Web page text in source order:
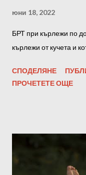
юни 18, 2022
БРТ при кърлежи по
кърлежи от кучета и
СПОДЕЛЯНЕ
ПРОЧЕТЕТЕ ОЩЕ